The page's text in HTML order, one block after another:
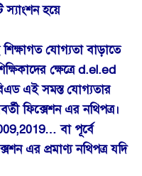
হয়ে
যোগ্যতা বাড়াতে
ক্ষেত্রে d.el.ed
এই সমস্ত যোগ্যতার
ফিক্সেশন এর নথিপত্র।
বা পূর্বে
এর প্রমাণ্য নথিপত্র যদি